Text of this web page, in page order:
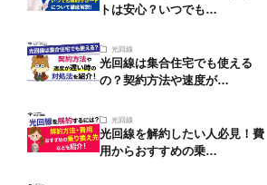
トは安心？いつでも…
光回線
光回線は集合住宅でも使える
の？契約方法や速度が…
光回線
光回線を解約したい人必見！費
用からおすすめの乗…